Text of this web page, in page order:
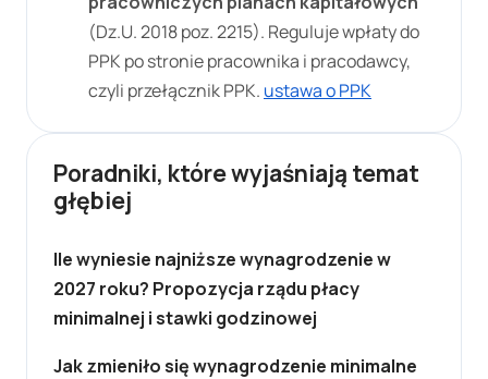
(Dz.U. 2018 poz. 2215). Reguluje wpłaty do
PPK po stronie pracownika i pracodawcy,
czyli przełącznik PPK. ustawa o PPK
Poradniki, które wyjaśniają temat
głębiej
Ile wyniesie najniższe wynagrodzenie w
2027 roku? Propozycja rządu płacy
minimalnej i stawki godzinowej
Jak zmieniło się wynagrodzenie minimalne